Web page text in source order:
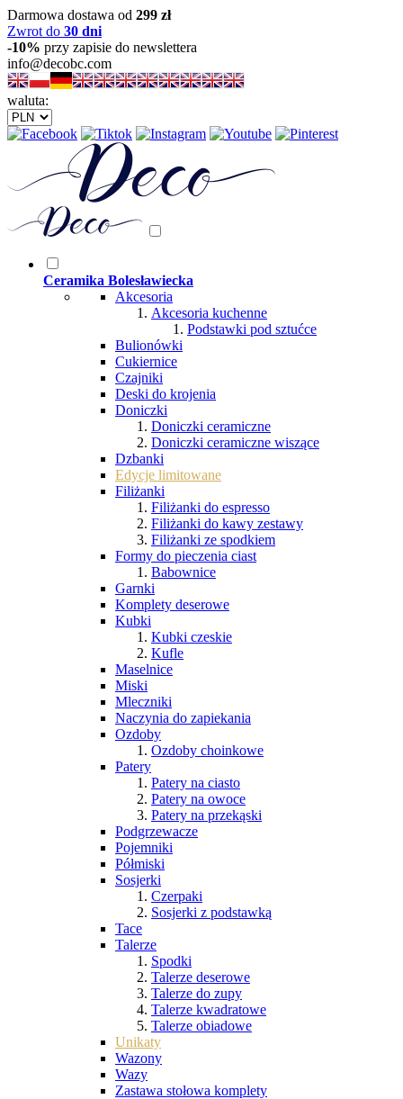
Darmowa dostawa od 299 zł
Zwrot do 30 dni
-10% przy zapisie do newslettera
info@decobc.com
waluta:
Ceramika Bolesławiecka
Akcesoria
Akcesoria kuchenne
Podstawki pod sztućce
Bulionówki
Cukiernice
Czajniki
Deski do krojenia
Doniczki
Doniczki ceramiczne
Doniczki ceramiczne wiszące
Dzbanki
Edycje limitowane
Filiżanki
Filiżanki do espresso
Filiżanki do kawy zestawy
Filiżanki ze spodkiem
Formy do pieczenia ciast
Babownice
Garnki
Komplety deserowe
Kubki
Kubki czeskie
Kufle
Maselnice
Miski
Mleczniki
Naczynia do zapiekania
Ozdoby
Ozdoby choinkowe
Patery
Patery na ciasto
Patery na owoce
Patery na przekąski
Podgrzewacze
Pojemniki
Półmiski
Sosjerki
Czerpaki
Sosjerki z podstawką
Tace
Talerze
Spodki
Talerze deserowe
Talerze do zupy
Talerze kwadratowe
Talerze obiadowe
Unikaty
Wazony
Wazy
Zastawa stołowa komplety